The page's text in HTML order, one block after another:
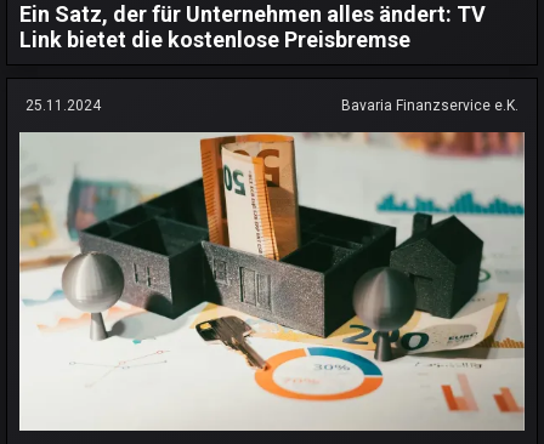
Ein Satz, der für Unternehmen alles ändert: TV
Link bietet die kostenlose Preisbremse
25.11.2024 Bavaria Finanzservice e.K.